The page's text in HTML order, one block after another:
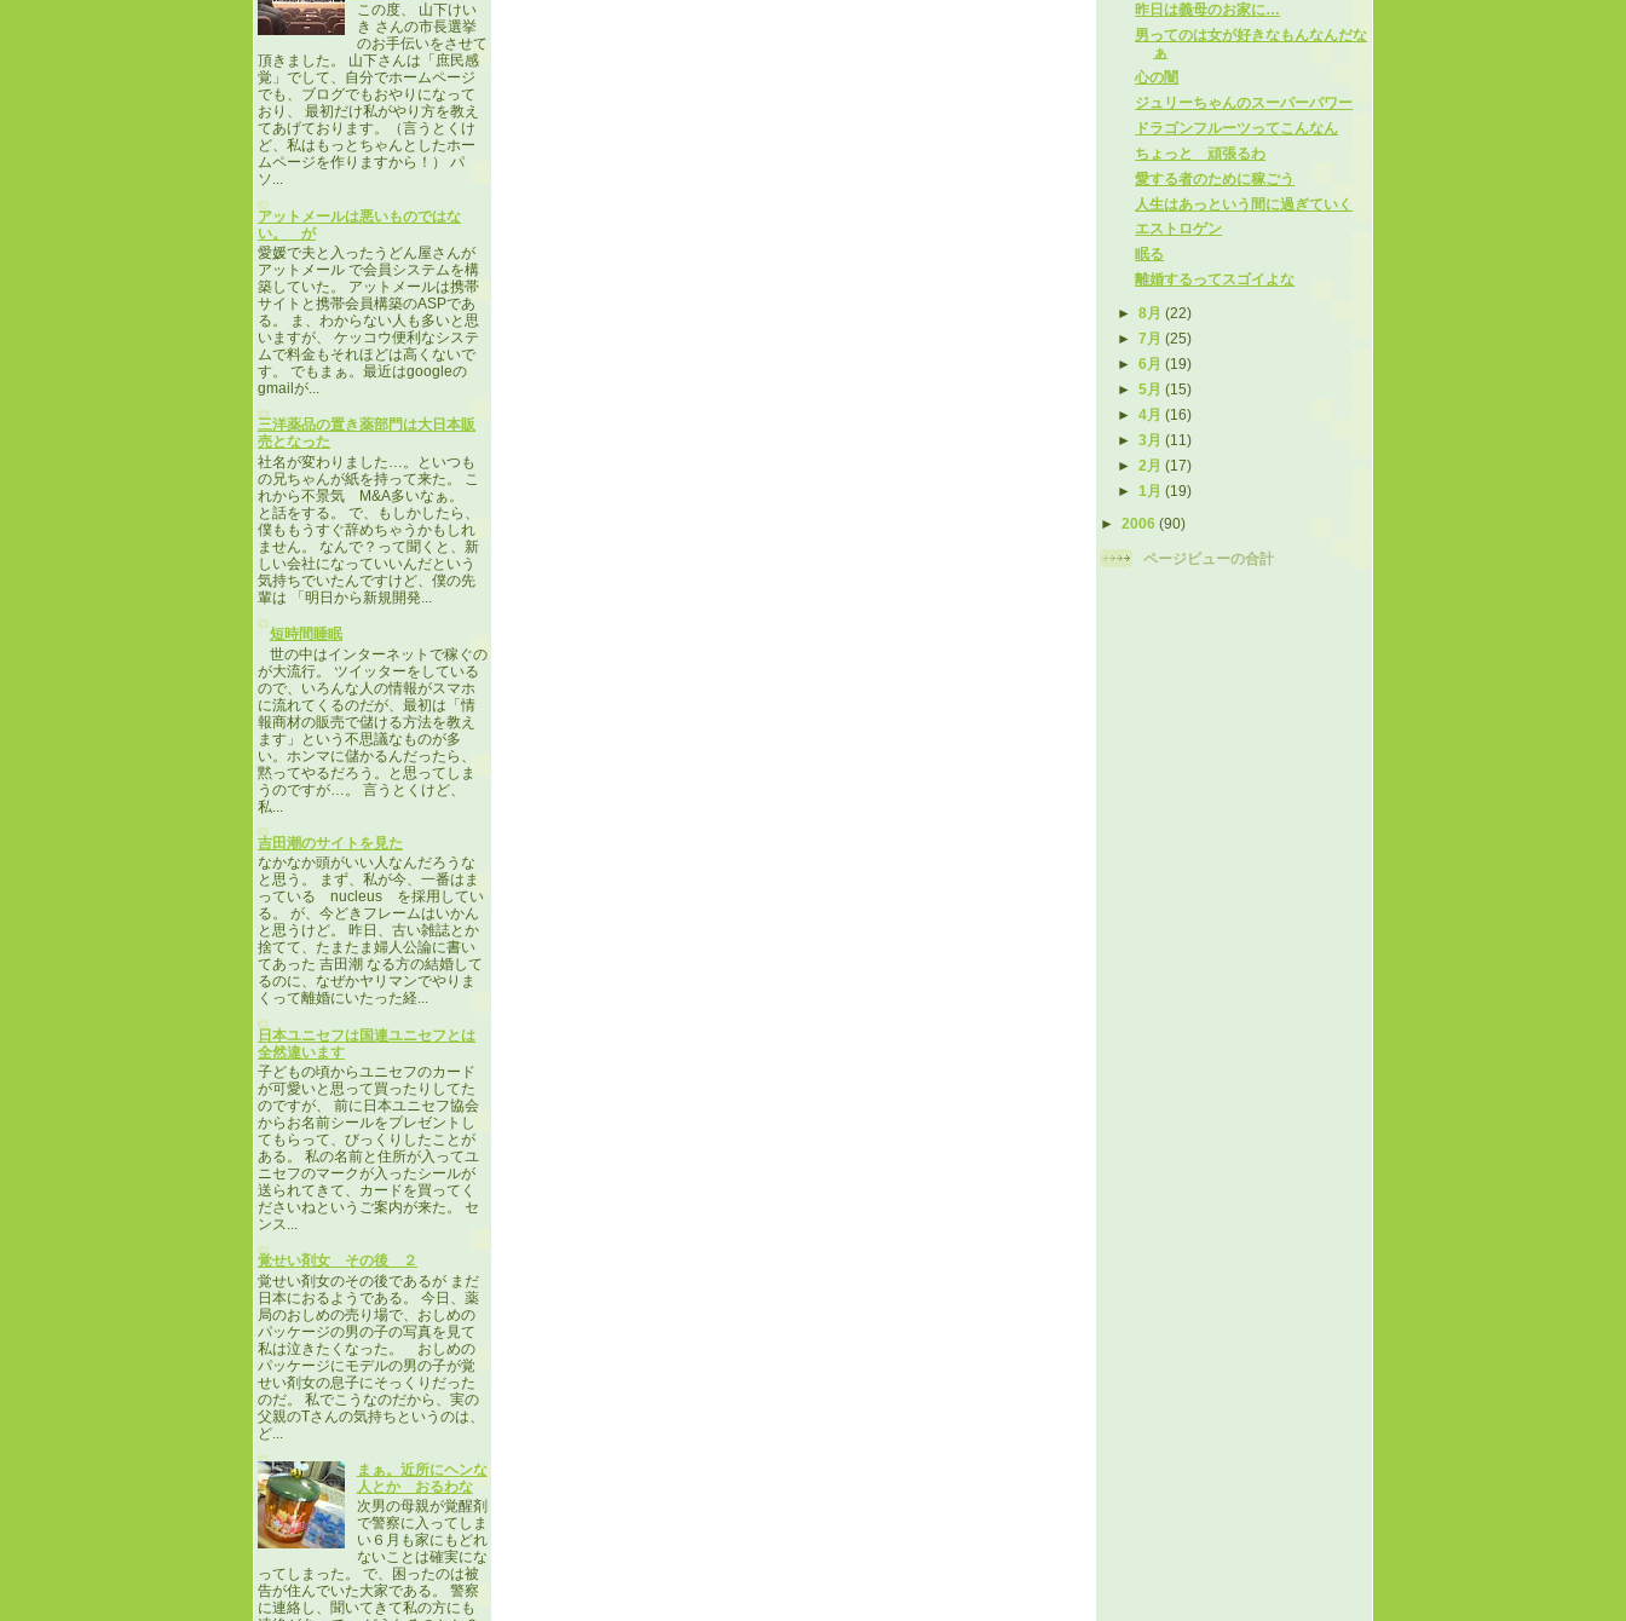
この度、 山下けい
き さんの市長選挙
のお手伝いをさせて
頂きました。 山下さんは「庶民感
覚」でして、自分でホームページ
でも、ブログでもおやりになって
おり、 最初だけ私がやり方を教え
てあげております。（言うとくけ
ど、私はもっとちゃんとしたホー
ムページを作りますから！） パ
ソ...
アットメールは悪いものではな
い。 が
愛媛で夫と入ったうどん屋さんが
アットメール で会員システムを構
築していた。 アットメールは携帯
サイトと携帯会員構築のASPであ
る。 ま、わからない人も多いと思
いますが、 ケッコウ便利なシステ
ムで料金もそれほどは高くないで
す。 でもまぁ。最近はgoogleの
gmailが...
三洋薬品の置き薬部門は大日本販
売となった
社名が変わりました…。といつも
の兄ちゃんが紙を持って来た。 こ
れから不景気 M&A多いなぁ。
と話をする。 で、もしかしたら、
僕ももうすぐ辞めちゃうかもしれ
ません。 なんで？って聞くと、新
しい会社になっていいんだという
気持ちでいたんですけど、僕の先
輩は 「明日から新規開発...
短時間睡眠
世の中はインターネットで稼ぐの
が大流行。 ツイッターをしている
ので、いろんな人の情報がスマホ
に流れてくるのだが、最初は「情
報商材の販売で儲ける方法を教え
ます」という不思議なものが多
い。ホンマに儲かるんだったら、
黙ってやるだろう。と思ってしま
うのですが…。 言うとくけど、
私...
吉田潮のサイトを見た
なかなか頭がいい人なんだろうな
と思う。 まず、私が今、一番はま
っている nucleus を採用してい
る。 が、今どきフレームはいかん
と思うけど。 昨日、古い雑誌とか
捨てて、たまたま婦人公論に書い
てあった 吉田潮 なる方の結婚して
るのに、なぜかヤリマンでやりま
くって離婚にいたった経...
日本ユニセフは国連ユニセフとは
全然違います
子どもの頃からユニセフのカード
が可愛いと思って買ったりしてた
のですが、 前に日本ユニセフ協会
からお名前シールをプレゼントし
てもらって、びっくりしたことが
ある。 私の名前と住所が入ってユ
ニセフのマークが入ったシールが
送られてきて、カードを買ってく
ださいねというご案内が来た。 セ
ンス...
覚せい剤女 その後 ２
覚せい剤女のその後であるが まだ
日本におるようである。 今日、薬
局のおしめの売り場で、おしめの
パッケージの男の子の写真を見て
私は泣きたくなった。 おしめの
パッケージにモデルの男の子が覚
せい剤女の息子にそっくりだった
のだ。 私でこうなのだから、実の
父親のTさんの気持ちというのは、
ど...
まぁ。近所にヘンな
人とか おるわな
次男の母親が覚醒剤
で警察に入ってしま
い６月も家にもどれ
ないことは確実にな
ってしまった。 で、困ったのは被
告が住んでいた大家である。 警察
に連絡し、聞いてきて私の方にも
昨日は義母のお家に…
男ってのは女が好きなもんなんだな
ぁ
心の闇
ジュリーちゃんのスーパーパワー
ドラゴンフルーツってこんなん
ちょっと 頑張るわ
愛する者のために稼ごう
人生はあっという間に過ぎていく
エストロゲン
眠る
離婚するってスゴイよな
►8月(22)
►7月(25)
►6月(19)
►5月(15)
►4月(16)
►3月(11)
►2月(17)
►1月(19)
► 2006 (90)
ページビューの合計